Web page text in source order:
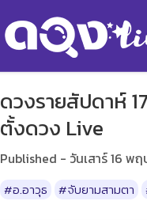
ดวงรายสัปดาห์
ตั้งดวง Live
Published - วันเสาร์ 16 พ
#อ.อาวุธ #จับยามสามตา